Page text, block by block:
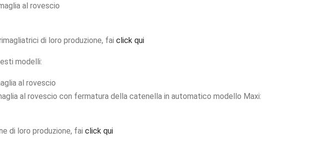
al rovescio
di loro produzione, fai click qui
modelli:
al rovescio
al rovescio con fermatura della catenella in automatico modello Maxi:
di loro produzione, fai click qui